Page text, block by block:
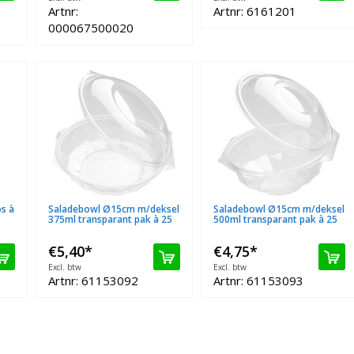
Artnr:
000067500020
Artnr: 6161201
à Saladebowl Ø15cm m/deksel
375ml transparant pak à 25
€5,40*
Excl. btw
Artnr: 61153092
Saladebowl Ø15cm m/deksel
500ml transparant pak à 25
€4,75*
Excl. btw
Artnr: 61153093